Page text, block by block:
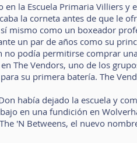
en la Escuela Primaria Villiers y
la corneta antes de que le
mismo como un boxeador
un par de años como su
podía permitirse comprar
The Vendors, uno de los
su primera batería. The
había dejado la escuela y
en una fundición en
'N Betweens, el nuevo